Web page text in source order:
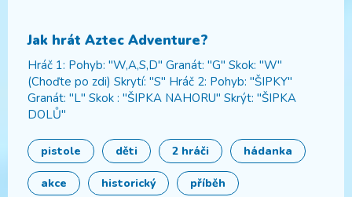
Jak hrát Aztec Adventure?
Hráč 1: Pohyb: "W,A,S,D" Granát: "G" Skok: "W"
(Choďte po zdi) Skrytí: "S" Hráč 2: Pohyb: "ŠIPKY"
Granát: "L" Skok : "ŠIPKA NAHORU" Skrýt: "ŠIPKA
DOLŮ"
pistole děti 2 hráči hádanka
akce historický příběh